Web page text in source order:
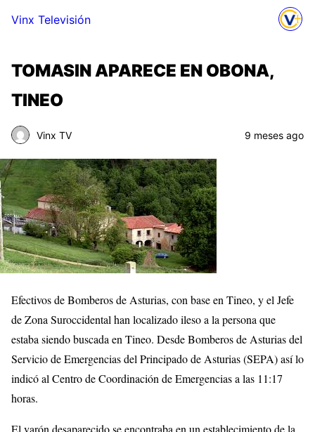
Vinx Televisión
TOMASIN APARECE EN OBONA,
TINEO
Vinx TV 9 meses ago
Efectivos de Bomberos de Asturias, con base en Tineo, y el Jefe
de Zona Suroccidental han localizado ileso a la persona que
estaba siendo buscada en Tineo. Desde Bomberos de Asturias del
Servicio de Emergencias del Principado de Asturias (SEPA) así lo
indicó al Centro de Coordinación de Emergencias a las 11:17
horas.
El varón desaparecido se encontraba en un establecimiento de la